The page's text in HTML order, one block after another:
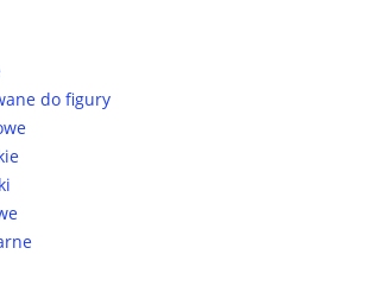
do figury